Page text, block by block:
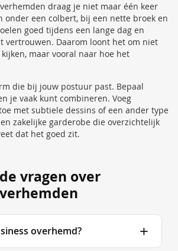
draag je niet maar één keer
onder een colbert, bij een nette broek en
goed tijdens een lange dag en
vertrouwen. Daarom loont het om niet
maar vooral naar hoe het
die bij jouw postuur past. Bepaal
je vaak kunt combineren. Voeg
met subtiele dessins of een ander type
zakelijke garderobe die overzichtelijk
dat het goed zit.
vragen over
overhemd?